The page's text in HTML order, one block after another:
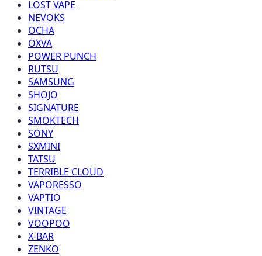
LOST VAPE
NEVOKS
OCHA
OXVA
POWER PUNCH
RUTSU
SAMSUNG
SHOJO
SIGNATURE
SMOKTECH
SONY
SXMINI
TATSU
TERRIBLE CLOUD
VAPORESSO
VAPTIO
VINTAGE
VOOPOO
X-BAR
ZENKO